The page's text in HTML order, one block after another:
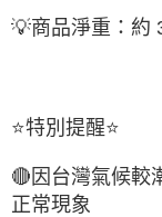
💡商品淨重：約
⭐特別提醒⭐
🔴 因台灣氣候較
正常現象